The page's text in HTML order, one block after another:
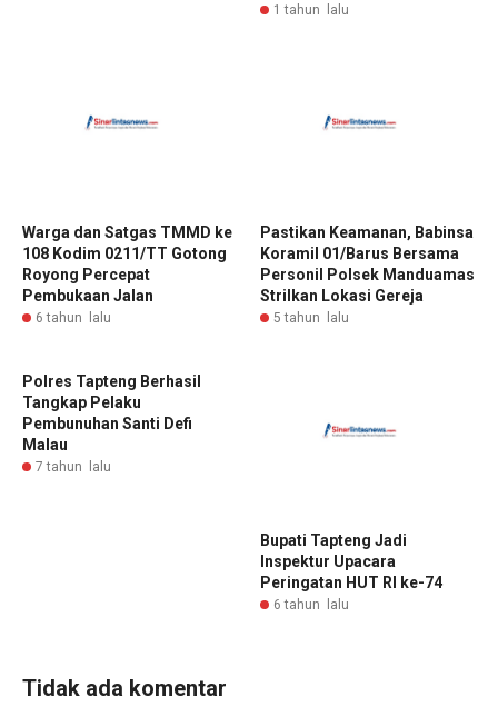
1 tahun lalu
Warga dan Satgas TMMD ke
108 Kodim 0211/TT Gotong
Royong Percepat
Pembukaan Jalan
6 tahun lalu
Pastikan Keamanan, Babinsa
Koramil 01/Barus Bersama
Personil Polsek Manduamas
Strilkan Lokasi Gereja
5 tahun lalu
Polres Tapteng Berhasil
Tangkap Pelaku
Pembunuhan Santi Defi
Malau
7 tahun lalu
Bupati Tapteng Jadi
Inspektur Upacara
Peringatan HUT RI ke-74
6 tahun lalu
Tidak ada komentar